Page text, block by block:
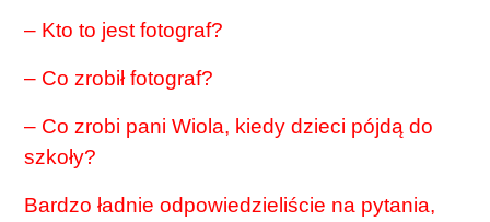
– Kto to jest fotograf?
– Co zrobił fotograf?
– Co zrobi pani Wiola, kiedy dzieci pójdą do
szkoły?
Bardzo ładnie odpowiedzieliście na pytania,